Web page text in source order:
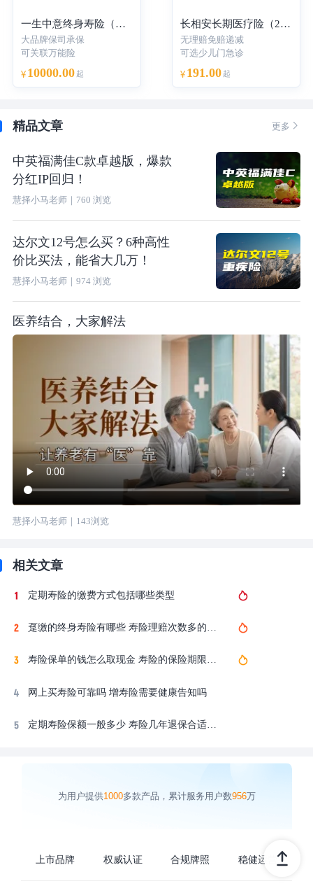
一生中意终身寿险（分红型）-年交
大品牌保司承保
可关联万能险
¥ 10000.00 起
长相安长期医疗险（20年保证续保）—个人版
无理赔免赔递减
可选少儿门急诊
¥ 191.00 起
精品文章 更多 
中英福满佳C款卓越版，爆款
分红IP回归！
慧择小马老师｜ 760 浏览
达尔文12号怎么买？6种高性
价比买法，能省大几万！
慧择小马老师｜ 974浏览
医养结合，大家解法
慧择小马老师｜ 143浏览
相关文章
定期寿险的缴费方式包括哪些类型
趸缴的终身寿险有哪些 寿险理赔次数多的原因
寿险保单的钱怎么取现金 寿险的保险期限是60岁
网上买寿险可靠吗 增寿险需要健康告知吗
定期寿险保额一般多少 寿险几年退保合适一点
为用户提供1000多款产品，累计服务用户数956万
上市品牌 权威认证 合规牌照 稳健运营